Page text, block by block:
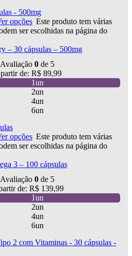
opções Este produto tem várias
ser escolhidas na página do
– 30 cápsulas – 500mg
Avaliação 0 de 5
de: R$ 89,99
1un
2un
4un
6un
opções Este produto tem várias
ser escolhidas na página do
3 – 100 cápsulas
Avaliação 0 de 5
de: R$ 139,99
1un
2un
4un
6un